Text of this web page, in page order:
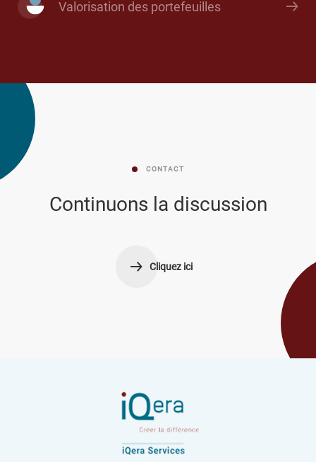
Valorisation des portefeuilles
CONTACT
Continuons la discussion
Cliquez ici